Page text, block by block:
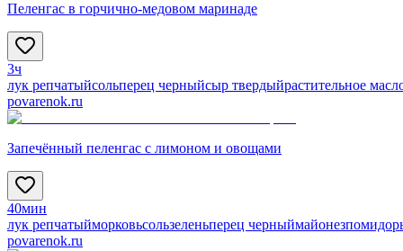
Пеленгас в горчично-медовом маринаде
3ч
лук репчатыйсольперец черныйсыр твердыйрастительное
povarenok.ru
Запечённый пеленгас с лимоном и овощами
40мин
лук репчатыйморковьсользеленьперец черныймайонез
povarenok.ru